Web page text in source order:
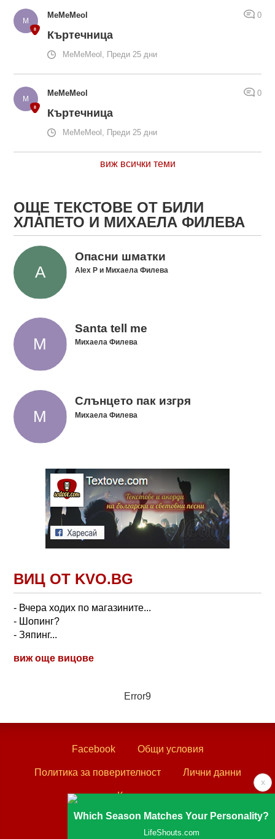
MeMeMeol 0
Къртечница
MeMeMeol, Преди 25 дни
MeMeMeol 0
Къртечница
MeMeMeol, Преди 25 дни
виж всички теми
ОЩЕ ТЕКСТОВЕ ОТ БИЛИ
ХЛАПЕТО И МИХАЕЛА ФИЛЕВА
Опасни шматки
Alex P и Михаела Филева
Santa tell me
Михаела Филева
Слънцето пак изгря
Михаела Филева
ВИЦ ОТ KVO.BG
- Вчера ходих по магазините...
- Шопинг?
- Зяпинг...
виж още вицове
Error9
x
Which Season Matches Your Personality?
LifeShouts.com
Facebook Общи условия
Политика за поверителност Лични данни
Контакти
Textove.com © 2003 - 2026